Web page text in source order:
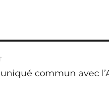
commun avec